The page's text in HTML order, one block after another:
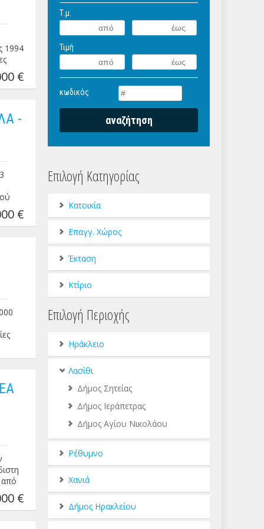
1994
€
-
120
€
από
€
Τ.μ.
Τιμή
κωδικός
Επιλογή Κατηγορίας
Κατοικία
Επαγγ. Χώρος
Έκταση
Κτίριο
Επιλογή Περιοχής
Ηράκλειο
Λασίθι
Δήμος Σητείας
Δήμος Ιεράπετρας
Δήμος Αγίου Νικολάου
Ρέθυμνο
Χανιά
Δήμος Ηρακλείου